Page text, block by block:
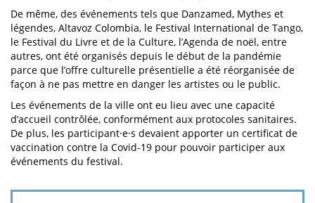
De même, des événements tels que Danzamed, Mythes et
légendes, Altavoz Colombia, le Festival International de Tango,
le Festival du Livre et de la Culture, l’Agenda de noël, entre
autres, ont été organisés depuis le début de la pandémie
parce que l’offre culturelle présentielle a été réorganisée de
façon à ne pas mettre en danger les artistes ou le public.
Les événements de la ville ont eu lieu avec une capacité
d’accueil contrôlée, conformément aux protocoles sanitaires.
De plus, les participant·e·s devaient apporter un certificat de
vaccination contre la Covid-19 pour pouvoir participer aux
événements du festival.